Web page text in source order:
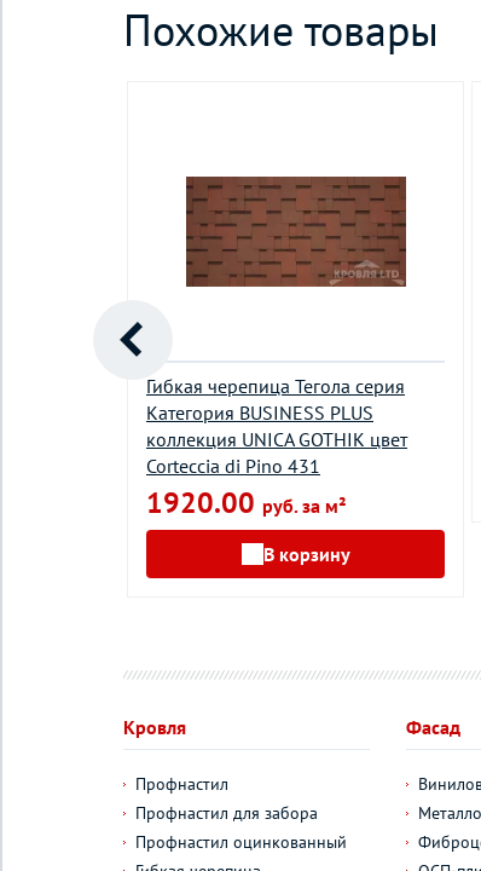
Похожие товары
Гибкая черепица Тегола серия
Категория BUSINESS PLUS
коллекция UNICA GOTHIK цвет
Corteccia di Pino 431
1920.00 руб. за м²
В корзину
Кровля
Профнастил
Профнастил для забора
Профнастил оцинкованный
Фасад